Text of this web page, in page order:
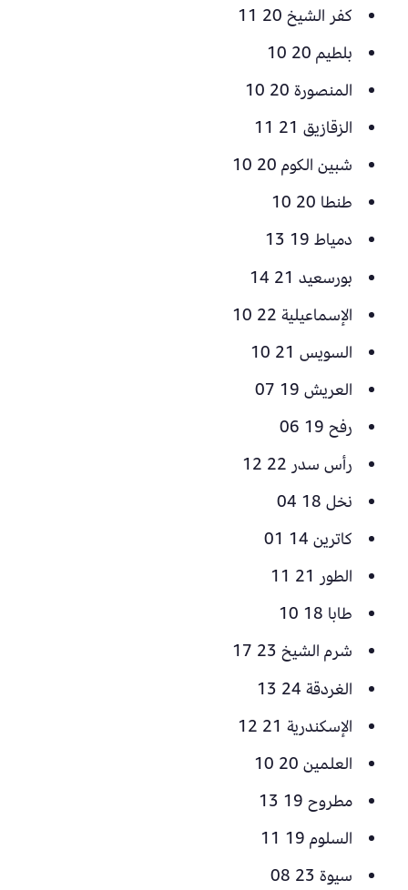
كفر الشيخ 20 11
بلطيم 20 10
المنصورة 20 10
الزقازيق 21 11
شبين الكوم 20 10
طنطا 20 10
دمياط 19 13
بورسعيد 21 14
الإسماعيلية 22 10
السويس 21 10
العريش 19 07
رفح 19 06
رأس سدر 22 12
نخل 18 04
كاترين 14 01
الطور 21 11
طابا 18 10
شرم الشيخ 23 17
الغردقة 24 13
الإسكندرية 21 12
العلمين 20 10
مطروح 19 13
السلوم 19 11
سيوة 23 08